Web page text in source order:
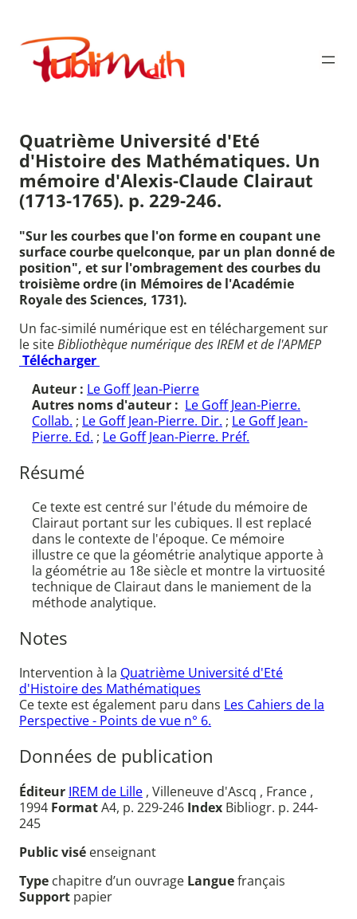
contenu
Publimath
Quatrième Université d'Eté
d'Histoire des Mathématiques. Un
mémoire d'Alexis-Claude Clairaut
(1713-1765). p. 229-246.
"Sur les courbes que l'on forme en coupant une
surface courbe quelconque, par un plan donné de
position", et sur l'ombragement des courbes du
troisième ordre (in Mémoires de l'Académie
Royale des Sciences, 1731).
Un fac-similé numérique est en téléchargement sur
le siteBibliothèque numérique des IREM et de l'APMEP
Télécharger
Auteur : Le Goff Jean-Pierre
Autres noms d'auteur : Le Goff Jean-Pierre.
Collab. ; Le Goff Jean-Pierre. Dir. ; Le Goff Jean-
Pierre. Ed. ; Le Goff Jean-Pierre. Préf.
Résumé
Ce texte est centré sur l'étude du mémoire de
Clairaut portant sur les cubiques. Il est replacé
dans le contexte de l'époque. Ce mémoire
illustre ce que la géométrie analytique apporte à
la géométrie au 18e siècle et montre la virtuosité
technique de Clairaut dans le maniement de la
méthode analytique.
Notes
Intervention à la Quatrième Université d'Eté
d'Histoire des Mathématiques
Ce texte est également paru dans Les Cahiers de la
Perspective - Points de vue n° 6.
Données de publication
Éditeur IREM de Lille , Villeneuve d'Ascq , France ,
1994 FormatA4, p. 229-246 Index Bibliogr. p. 244-
245
Public visé enseignant
Type chapitre d’un ouvrage Languefrançais
Support papier